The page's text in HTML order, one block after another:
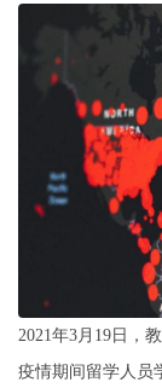
2021年3月19日，
疫情期间留学人员